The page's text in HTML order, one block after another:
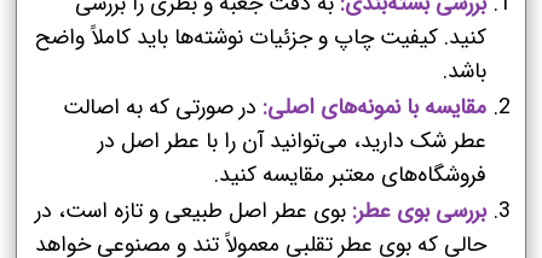
کنید. کیفیت چاپ و جزئیات نوشته‌ها باید کاملاً واضح
باشد.
مقایسه با نمونه‌های اصلی: در صورتی که به اصالت
عطر شک دارید، می‌توانید آن را با عطر اصل در
فروشگاه‌های معتبر مقایسه کنید.
بررسی بوی عطر: بوی عطر اصل طبیعی و تازه است، در
حالی که بوی عطر تقلبی معمولاً تند و مصنوعی خواهد